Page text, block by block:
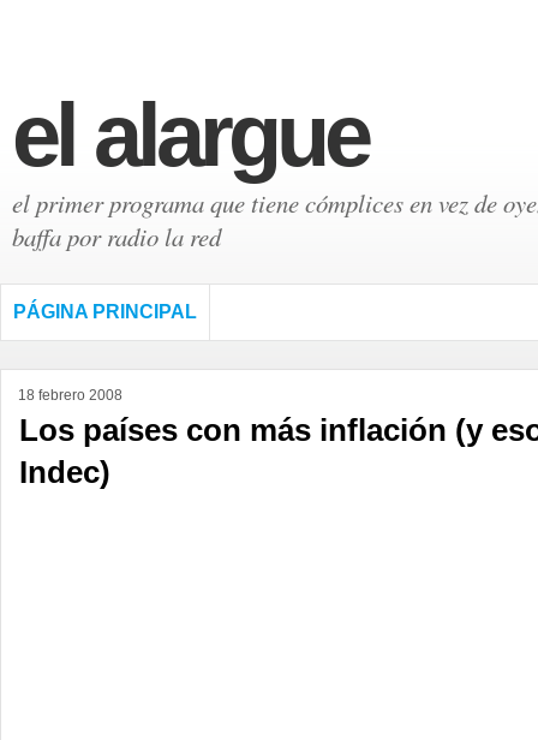
el alargue
el primer programa que tiene cómplices en vez de
baffa por radio la red
PÁGINA PRINCIPAL
18 febrero 2008
Los países con más inflación (y
Indec)